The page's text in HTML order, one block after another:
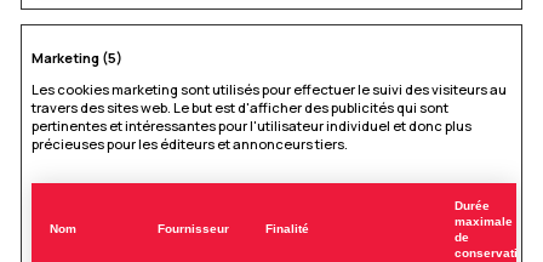
Marketing (5)
Les cookies marketing sont utilisés pour effectuer le suivi des visiteurs au
travers des sites web. Le but est d'afficher des publicités qui sont
pertinentes et intéressantes pour l'utilisateur individuel et donc plus
précieuses pour les éditeurs et annonceurs tiers.
Nom Fournisseur Finalité
Durée
maximale
de
conservation